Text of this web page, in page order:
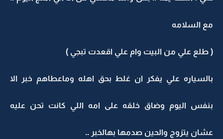
مع السلامه
( طلع علي من البيت وام علي اقعدت تبجي )
بالسياره علي يفكر ان غلط بحق اهله وماعطاهم خبر الا
بنفس اليوم وضاق خلقه على امه اللي كانت تحن عليه
عشان يتزوج والحين صدمها بهالخبر ..